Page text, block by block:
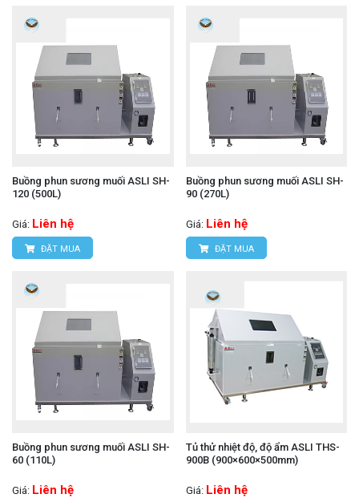
Buồng phun sương muối ASLI SH-
120 (500L)
Giá: Liên hệ
ĐẶT MUA
Buồng phun sương muối ASLI SH-
90 (270L)
Giá: Liên hệ
ĐẶT MUA
Buồng phun sương muối ASLI SH-
60 (110L)
Giá: Liên hệ
Tủ thử nhiệt độ, độ ẩm ASLI THS-
900B (900×600×500mm)
Giá: Liên hệ